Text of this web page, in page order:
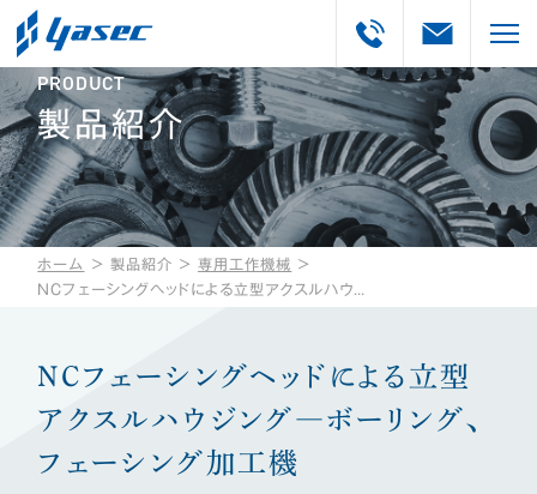
PRODUCT
製品紹介
ホーム ＞ 製品紹介 ＞専用工作機械 ＞
NCフェーシングヘッドによる立型
アクスルハウジング―ボーリング、
フェーシング加工機